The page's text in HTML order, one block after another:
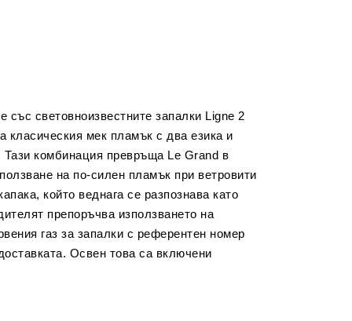
световноизвестните запалки Ligne 2
мек пламък с два езика и
Тази комбинация превръща Le Grand в
на по-силен пламък при ветровити
който веднага се разпознава като
препоръчва използването на
газ за запалки с референтен номер
Освен това са включени